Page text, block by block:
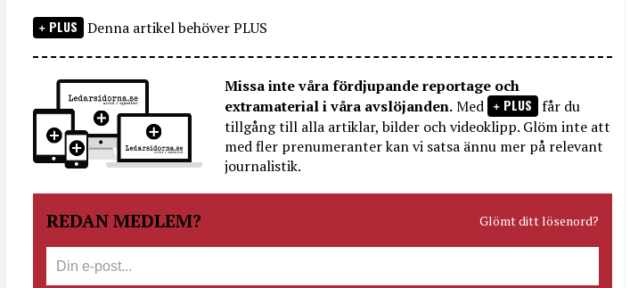
PLUS Denna artikel behöver PLUS
Missa inte våra fördjupande reportage och
extramaterial i våra avslöjanden.Med PLUS får du
tillgång till alla artiklar, bilder och videoklipp. Glöm inte att
med fler prenumeranter kan vi satsa ännu mer på relevant
journalistik.
REDAN MEDLEM? Glömt ditt lösenord?